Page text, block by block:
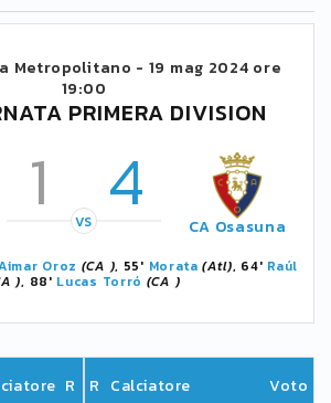
Metropolitano - 19 mag 2024 ore
19:00
PRIMERA DIVISION
1 4
VS CA Osasuna
Oroz (CA ), 55' Morata (Atl), 64' Raúl
), 88' Lucas Torró (CA )
R R Calciatore Voto